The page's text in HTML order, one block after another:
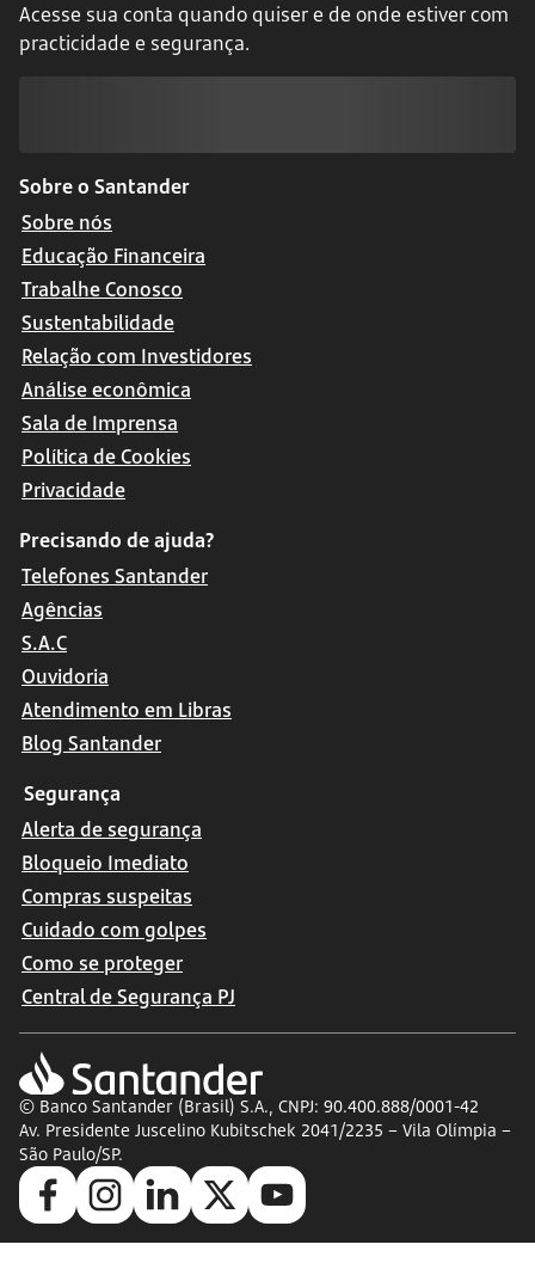
Acesse sua conta quando quiser e de onde estiver com
practicidade e segurança.
Sobre o Santander
Sobre nós
Educação Financeira
Trabalhe Conosco
Sustentabilidade
Relação com Investidores
Análise econômica
Sala de Imprensa
Política de Cookies
Privacidade
Precisando de ajuda?
Telefones Santander
Agências
S.A.C
Ouvidoria
Atendimento em Libras
Blog Santander
Segurança
Alerta de segurança
Bloqueio Imediato
Compras suspeitas
Cuidado com golpes
Como se proteger
Central de Segurança PJ
© Banco Santander (Brasil) S.A., CNPJ: 90.400.888/0001-42
Av. Presidente Juscelino Kubitschek 2041/2235 – Vila Olímpia –
São Paulo/SP.